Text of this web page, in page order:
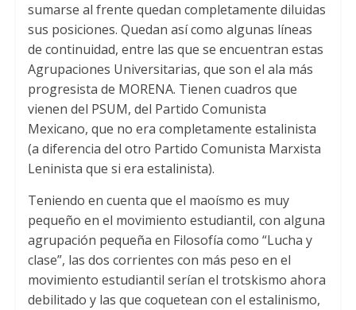
sumarse al frente quedan completamente diluidas
sus posiciones. Quedan así como algunas líneas
de continuidad, entre las que se encuentran estas
Agrupaciones Universitarias, que son el ala más
progresista de MORENA. Tienen cuadros que
vienen del PSUM, del Partido Comunista
Mexicano, que no era completamente estalinista
(a diferencia del otro Partido Comunista Marxista
Leninista que si era estalinista).
Teniendo en cuenta que el maoísmo es muy
pequeño en el movimiento estudiantil, con alguna
agrupación pequeña en Filosofía como “Lucha y
clase”, las dos corrientes con más peso en el
movimiento estudiantil serían el trotskismo ahora
debilitado y las que coquetean con el estalinismo,